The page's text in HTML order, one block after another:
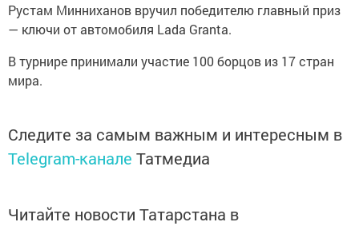
Рустам Минниханов вручил победителю главный приз
— ключи от автомобиля Lada Granta.
В турнире принимали участие 100 борцов из 17 стран
мира.
Следите за самым важным и интересным в
Telegram-канале Татмедиа
Читайте новости Татарстана в